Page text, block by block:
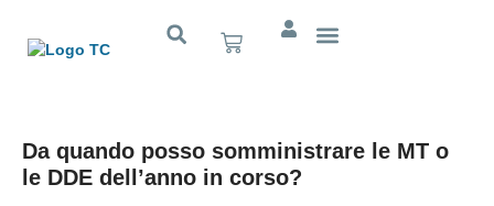
Da quando posso somministrare le MT o
le DDE dell’anno in corso?